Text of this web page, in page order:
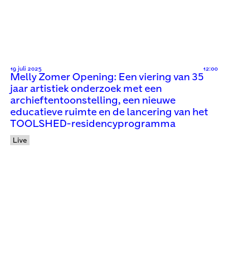
19 juli 2025 12:00
Melly Zomer Opening: Een viering van 35
jaar artistiek onderzoek met een
archieftentoonstelling, een nieuwe
educatieve ruimte en de lancering van het
TOOLSHED-residencyprogramma
Live